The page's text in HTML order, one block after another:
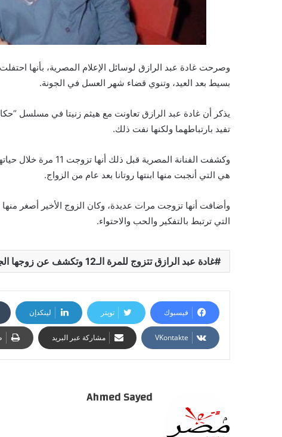
وصرحت غادة عبد الرازق لوسائل الإعلام المصرية، بأنها
بسيط بعد العيد، وتنوي قضاء شهر العسل في الجونة.
تفيد بارتباطهما ولكنها نفت ذلك.
هي التي أنجبت منها ابنتها روتانا بعد عام من الزواج.
وأضافت أنها تزوجت مرات عديدة، وكان الزوج الأخير أصغر منها
التي ترتبط بالتفكير والحب والاحتواء.
غادة عبد الرازق تتزوج للمرة الـ12 وتكشف عن زوجها الجديد
فيسبوك تويتر لينكدإن
مشاركة عبر البريد
Ahmed Sayed